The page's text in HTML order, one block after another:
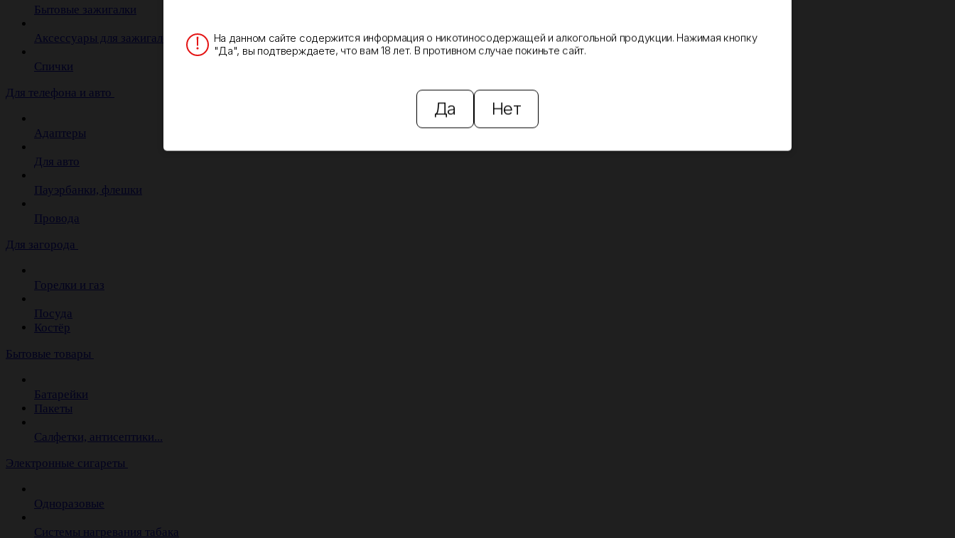
Бытовые зажигалки
Аксессуары для зажигалок
Спички
Для телефона и авто
Адаптеры
Для авто
Пауэрбанки, флешки
Провода
Для загорода
Горелки и газ
Посуда
Костёр
Бытовые товары
Батарейки
Пакеты
Салфетки, антисептики...
Электронные сигареты
Одноразовые
Системы нагревания табака
На данном сайте содержится информация о никотиносодержащей и алкогольной продукции. Нажимая кнопку
"Да", вы подтверждаете, что вам 18 лет. В противном случае покиньте сайт.
Да Нет